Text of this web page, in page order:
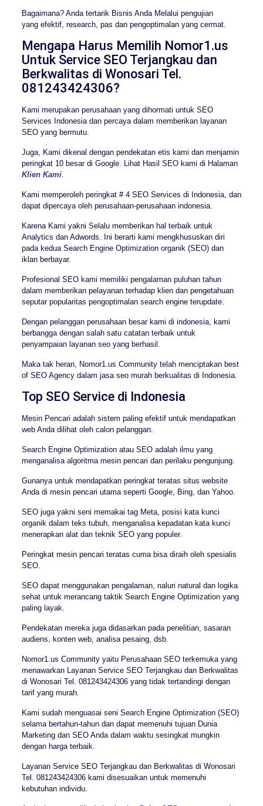
Bagaimana? Anda tertarik Bisnis Anda Melalui pengujian
yang efektif, research, pas dan pengoptimalan yang cermat.
Mengapa Harus Memilih Nomor1.us
Untuk Service SEO Terjangkau dan
Berkwalitas di Wonosari Tel.
081243424306?
Kami merupakan perusahaan yang dihormati untuk SEO
Services Indonesia dan percaya dalam memberikan layanan
SEO yang bermutu.
Juga, Kami dikenal dengan pendekatan etis kami dan menjamin
peringkat 10 besar di Google. Lihat Hasil SEO kami di Halaman
Klien Kami.
Kami memperoleh peringkat # 4 SEO Services di Indonesia, dan
dapat dipercaya oleh perusahaan-perusahaan indonesia.
Karena Kami yakni Selalu memberikan hal terbaik untuk
Analytics dan Adwords. Ini berarti kami mengkhususkan diri
pada kedua Search Engine Optimization organik (SEO) dan
iklan berbayar.
Profesional SEO kami memiliki pengalaman puluhan tahun
dalam memberikan pelayanan terhadap klien dan pengetahuan
seputar popularitas pengoptimalan search engine terupdate.
Dengan pelanggan perusahaan besar kami di indonesia, kami
berbangga dengan salah satu catatan terbaik untuk
penyampaian layanan seo yang berhasil.
Maka tak heran, Nomor1.us Community telah menciptakan best
of SEO Agency dalam jasa seo murah berkualitas di Indonesia.
Top SEO Service di Indonesia
Mesin Pencari adalah sistem paling efektif untuk mendapatkan
web Anda dilihat oleh calon pelanggan.
Search Engine Optimization atau SEO adalah ilmu yang
menganalisa algoritma mesin pencari dan perilaku pengunjung.
Gunanya untuk mendapatkan peringkat teratas situs website
Anda di mesin pencari utama seperti Google, Bing, dan Yahoo.
SEO juga yakni seni memakai tag Meta, posisi kata kunci
organik dalam teks tubuh, menganalisa kepadatan kata kunci
menerapkan alat dan teknik SEO yang populer.
Peringkat mesin pencari teratas cuma bisa diraih oleh spesialis
SEO.
SEO dapat menggunakan pengalaman, naluri natural dan logika
sehat untuk merancang taktik Search Engine Optimization yang
paling layak.
Pendekatan mereka juga didasarkan pada penelitian, sasaran
audiens, konten web, analisa pesaing, dsb.
Nomor1.us Community yaitu Perusahaan SEO terkemuka yang
menawarkan Layanan Service SEO Terjangkau dan Berkwalitas
di Wonosari Tel. 081243424306 yang tidak tertandingi dengan
tarif yang murah.
Kami sudah menguasai seni Search Engine Optimization (SEO)
selama bertahun-tahun dan dapat memenuhi tujuan Dunia
Marketing dan SEO Anda dalam waktu sesingkat mungkin
dengan harga terbaik.
Layanan Service SEO Terjangkau dan Berkwalitas di Wonosari
Tel. 081243424306 kami disesuaikan untuk memenuhi
kebutuhan individu.